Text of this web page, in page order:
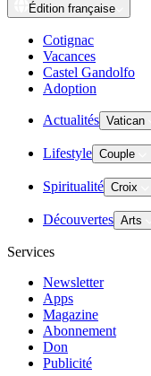
Édition française
Cotignac
Vacances
Castel Gandolfo
Adoption
Actualités Vatican
Lifestyle Couple
Spiritualité Croix
Découvertes Arts
Services
Newsletter
Apps
Magazine
Abonnement
Don
Publicité